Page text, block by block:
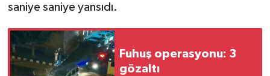
saniye saniye yansıdı.
Fuhuş operasyonu: 3
gözaltı